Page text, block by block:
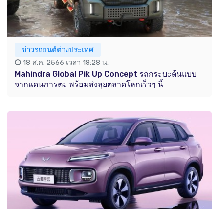
ข่าวรถยนต์ต่างประเทศ
18 ส.ค. 2566 เวลา 18:28 น.
Mahindra Global Pik Up Concept รถกระบะต้นแบบ
จากแดนภารตะ พร้อมส่งลุยตลาดโลกเร็วๆ นี้